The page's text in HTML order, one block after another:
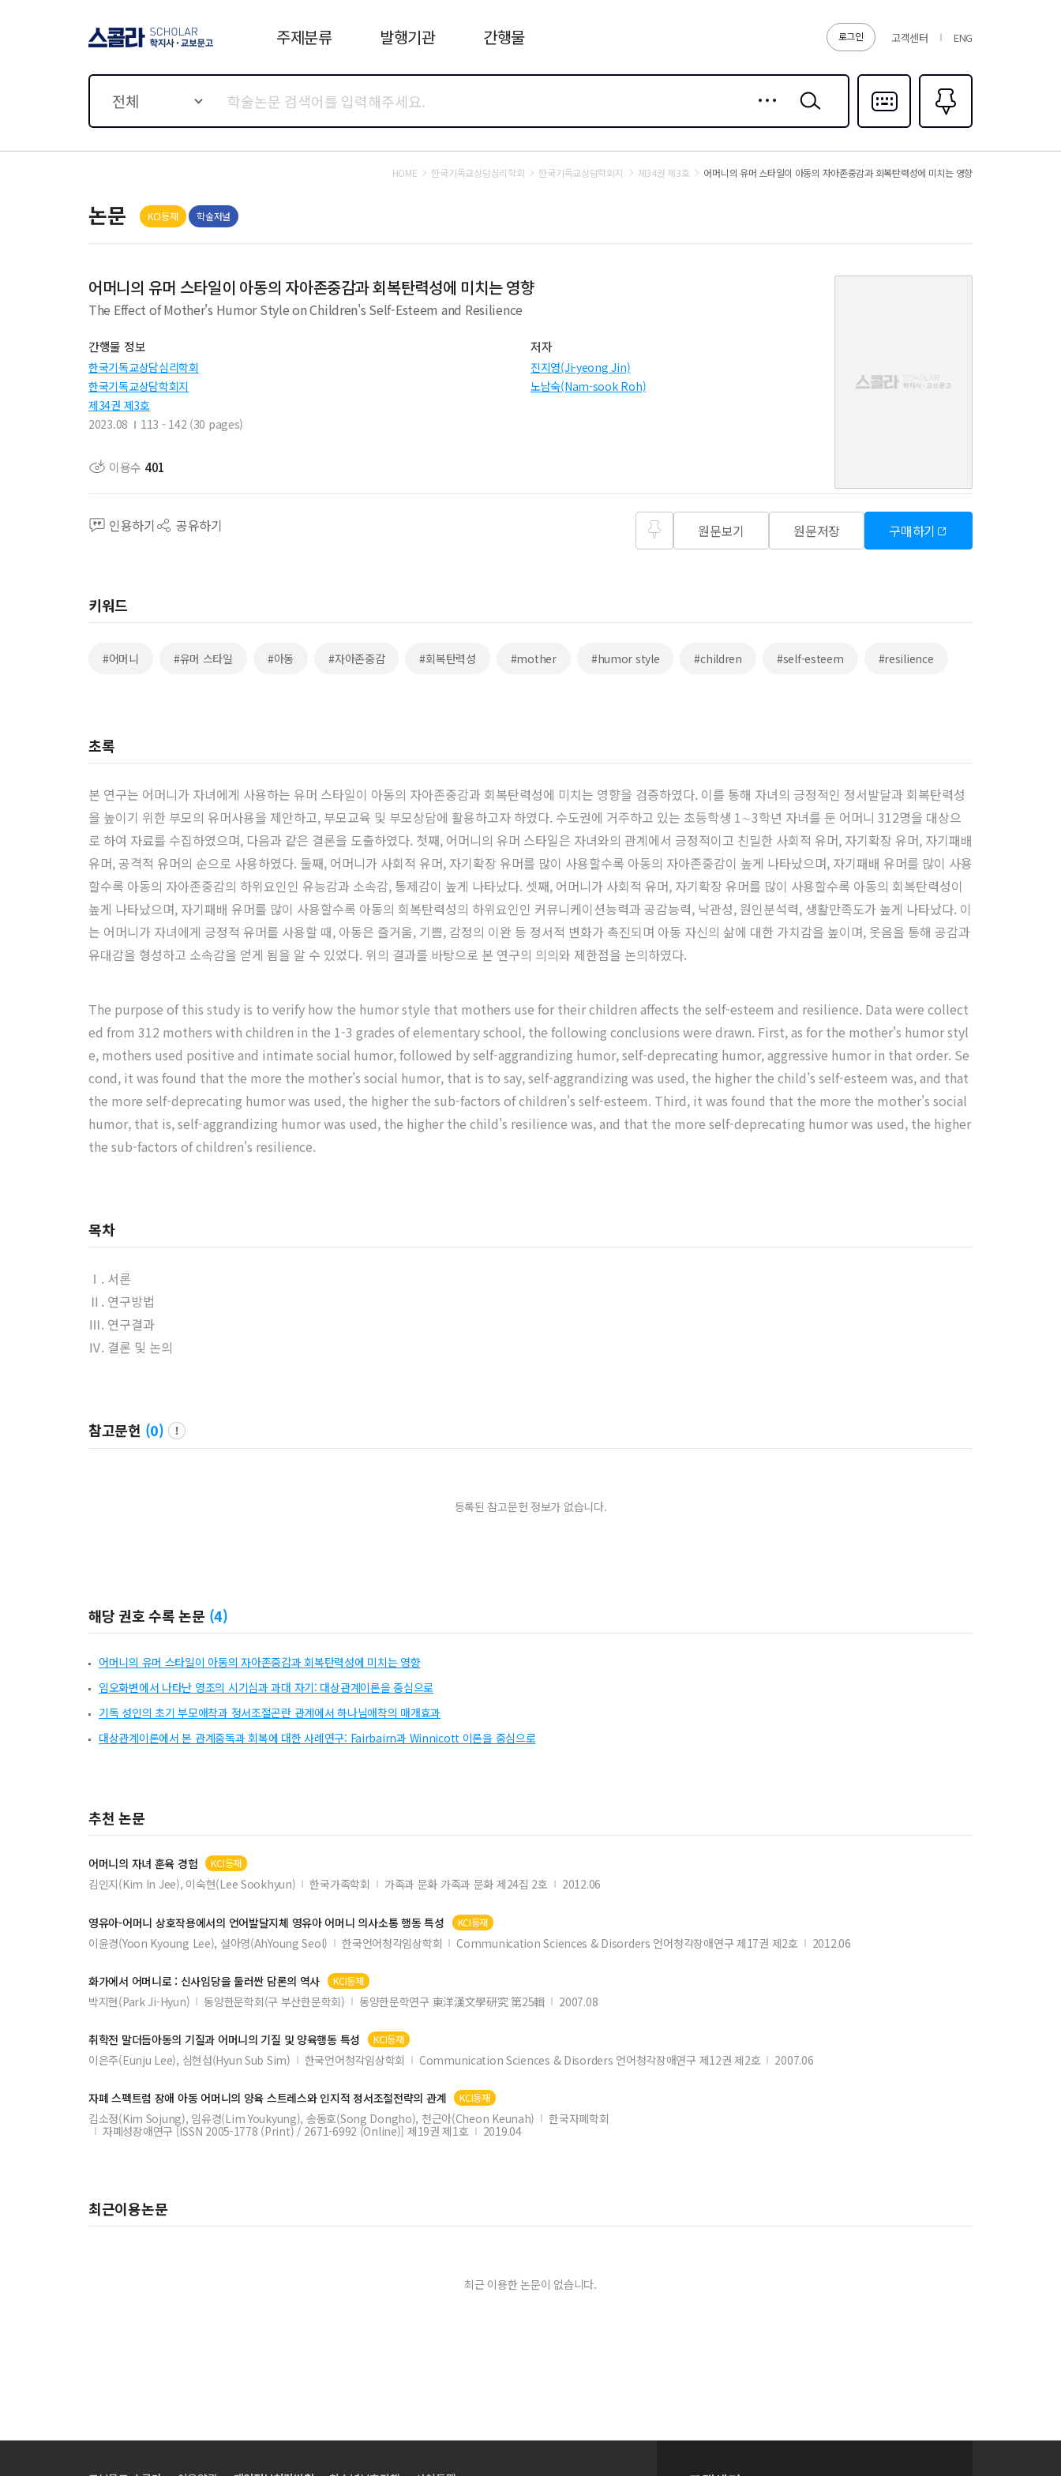
로그인 고객센터 ENG
주제분류 발행기관 간행물
전체
검색
다국어입력
즐겨찾기0
HOME 한국기독교상담심리학회 한국기독교상담학회지 제34권 제3호 어머니의 유머 스타일이 아동의 자아존중감과 회복탄력성에 미치는 영향
논문 KCI등재 학술저널
어머니의 유머 스타일이 아동의 자아존중감과 회복탄력성에 미치는 영향
The Effect of Mother's Humor Style on Children's Self-Esteem and Resilience
간행물 정보
한국기독교상담심리학회
한국기독교상담학회지
제34권 제3호
2023.08
113 - 142 (30 pages)
저자
진지영(Ji-yeong Jin)
노남숙(Nam-sook Roh)
이용수 401
인용하기 공유하기 원문보기 원문저장 구매하기
키워드
#어머니 #유머 스타일 #아동 #자아존중감 #회복탄력성 #mother #humor style #children #self-esteem #resilience
초록
본 연구는 어머니가 자녀에게 사용하는 유머 스타일이 아동의 자아존중감과 회복탄력성에 미치는 영향을 검증하였다. 이를 통해 자녀의 긍정적인 정서발달과 회복탄력성
을 높이기 위한 부모의 유머사용을 제안하고, 부모교육 및 부모상담에 활용하고자 하였다. 수도권에 거주하고 있는 초등학생 1∼3학년 자녀를 둔 어머니 312명을 대상으
로 하여 자료를 수집하였으며, 다음과 같은 결론을 도출하였다. 첫째, 어머니의 유머 스타일은 자녀와의 관계에서 긍정적이고 친밀한 사회적 유머, 자기확장 유머, 자기패배
유머, 공격적 유머의 순으로 사용하였다. 둘째, 어머니가 사회적 유머, 자기확장 유머를 많이 사용할수록 아동의 자아존중감이 높게 나타났으며, 자기패배 유머를 많이 사용
할수록 아동의 자아존중감의 하위요인인 유능감과 소속감, 통제감이 높게 나타났다. 셋째, 어머니가 사회적 유머, 자기확장 유머를 많이 사용할수록 아동의 회복탄력성이
높게 나타났으며, 자기패배 유머를 많이 사용할수록 아동의 회복탄력성의 하위요인인 커뮤니케이션능력과 공감능력, 낙관성, 원인분석력, 생활만족도가 높게 나타났다. 이
는 어머니가 자녀에게 긍정적 유머를 사용할 때, 아동은 즐거움, 기쁨, 감정의 이완 등 정서적 변화가 촉진되며 아동 자신의 삶에 대한 가치감을 높이며, 웃음을 통해 공감과
유대감을 형성하고 소속감을 얻게 됨을 알 수 있었다. 위의 결과를 바탕으로 본 연구의 의의와 제한점을 논의하였다.
The purpose of this study is to verify how the humor style that mothers use for their children affects the self-esteem and resilience. Data were collect
ed from 312 mothers with children in the 1-3 grades of elementary school, the following conclusions were drawn. First, as for the mother's humor styl
e, mothers used positive and intimate social humor, followed by self-aggrandizing humor, self-deprecating humor, aggressive humor in that order. Se
cond, it was found that the more the mother's social humor, that is to say, self-aggrandizing was used, the higher the child's self-esteem was, and that
the more self-deprecating humor was used, the higher the sub-factors of children's self-esteem. Third, it was found that the more the mother's social
humor, that is, self-aggrandizing humor was used, the higher the child's resilience was, and that the more self-deprecating humor was used, the higher
the sub-factors of children's resilience.
목차
Ⅰ. 서론
Ⅱ. 연구방법
Ⅲ. 연구결과
Ⅳ. 결론 및 논의
참고문헌 (0)
등록된 참고문헌 정보가 없습니다.
해당 권호 수록 논문 (4)
어머니의 유머 스타일이 아동의 자아존중감과 회복탄력성에 미치는 영향
임오화변에서 나타난 영조의 시기심과 과대 자기: 대상관계이론을 중심으로
기독 성인의 초기 부모애착과 정서조절곤란 관계에서 하나님애착의 매개효과
대상관계이론에서 본 관계중독과 회복에 대한 사례연구: Fairbairn과 Winnicott 이론을 중심으로
추천 논문
어머니의 자녀 훈육 경험 KCI등재
김인지(Kim In Jee), 이숙현(Lee Sookhyun) 한국가족학회 가족과 문화 가족과 문화 제24집 2호 2012.06
영유아-어머니 상호작용에서의 언어발달지체 영유아어머니 의사소통 행동 특성 KCI등재
이윤경(Yoon Kyoung Lee), 설아영(AhYoung Seol) 한국언어청각임상학회 Communication Sciences & Disorders 언어청각장애연구 제17권 제2호 2012.06
화가에서 어머니로 : 신사임당을 둘러싼 담론의 역사 KCI등재
박지현(Park Ji-Hyun) 동양한문학회(구 부산한문학회) 동양한문학연구 東洋漢文學硏究 第25輯 2007.08
취학전 말더듬아동의 기질과 어머니의 기질 및 양육행동 특성 KCI등재
이은주(Eunju Lee), 심현섭(Hyun Sub Sim) 한국언어청각임상학회 Communication Sciences & Disorders 언어청각장애연구 제12권 제2호 2007.06
자폐 스펙트럼 장애 아동어머니의 양육 스트레스와 인지적 정서조절전략의 관계 KCI등재
김소정(Kim Sojung), 임유경(Lim Youkyung), 송동호(Song Dongho), 천근아(Cheon Keunah)
한국자폐학회
자폐성장애연구 [ISSN 2005-1778 (Print) / 2671-6992 (Online)] 제19권 제1호
2019.04
최근이용논문
최근 이용한 논문이 없습니다.